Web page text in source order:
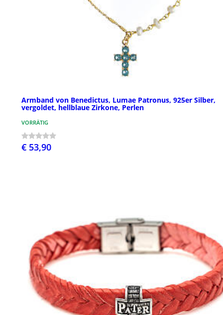
Armband von Benedictus, Lumae Patronus, 925er Silber,
vergoldet, hellblaue Zirkone, Perlen
VORRÄTIG
€ 53,90